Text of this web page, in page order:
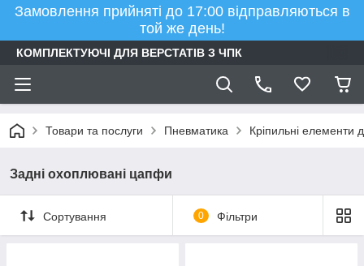
Замовлення прийняті до 17:00 відправляються в
той же день!
КОМПЛЕКТУЮЧІ ДЛЯ ВЕРСТАТІВ З ЧПК
Товари та послуги Пневматика Кріпильні елементи
Задні охоплювані цапфи
Сортування 0 Фільтри